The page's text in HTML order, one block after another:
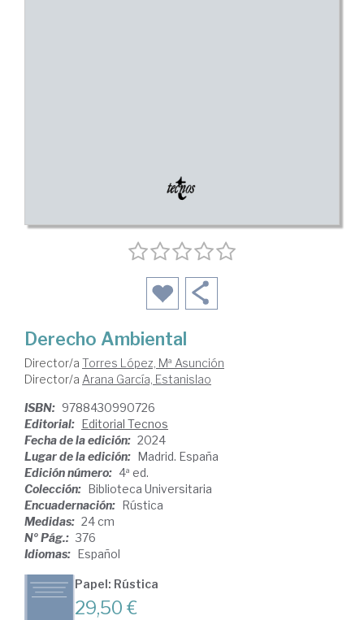
Derecho Ambiental
Director/a Torres López, Mª Asunción
Director/a Arana García, Estanislao
ISBN: 9788430990726
Editorial: Editorial Tecnos
Fecha de la edición: 2024
Lugar de la edición: Madrid. España
Edición número: 4ª ed.
Colección: Biblioteca Universitaria
Encuadernación: Rústica
Medidas: 24 cm
Nº Pág.: 376
Idiomas: Español
Papel: Rústica
29,50 €